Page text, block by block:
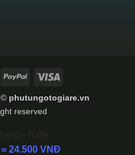
PayPal
© phutungotogiare.vn
reserved
24.500 VNĐ